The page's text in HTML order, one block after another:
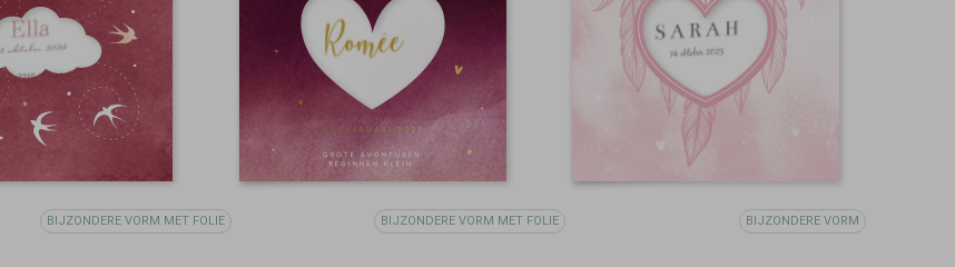
BIJZONDERE VORM MET FOLIE BIJZONDERE VORM MET FOLIE BIJZONDERE VORM